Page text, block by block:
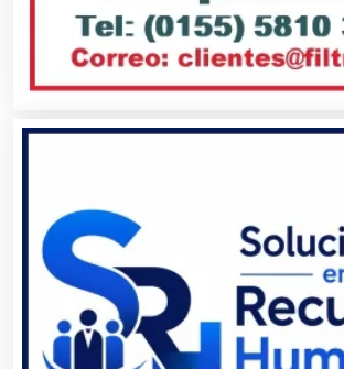
Asesoría Fiscal
Asociaciones Civiles
Asociaciones Empresariales